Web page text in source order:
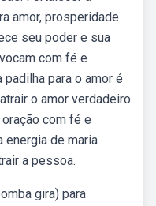
amor, prosperidade
seu poder e sua
com fé e
para o amor é
o amor verdadeiro
com fé e
energia de maria
a pessoa.
gira) para